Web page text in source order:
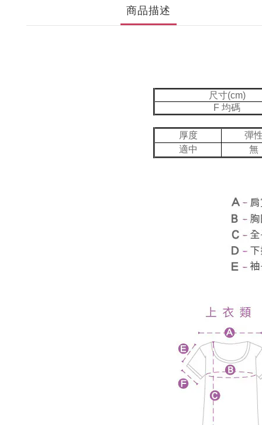
商品描述
尺寸(cm)
F 均碼
厚度
彈
適中
無